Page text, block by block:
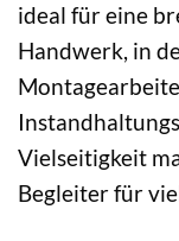
ideal für eine
Handwerk, in
Vielseitigkeit
Begleiter für